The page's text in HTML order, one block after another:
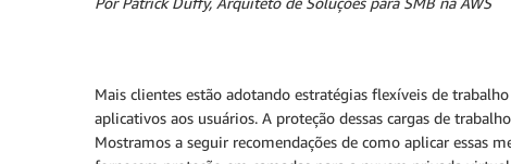
Mais clientes estão adotando estratégias flexíveis de
aplicativos aos usuários. A proteção dessas cargas de
Mostramos a seguir recomendações de como aplicar essas